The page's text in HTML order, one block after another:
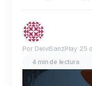
Por DeiviSanzPlay 25
4 min de lectura